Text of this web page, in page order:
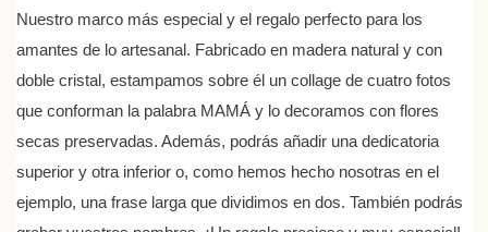
Nuestro marco más especial y el regalo perfecto para los
amantes de lo artesanal. Fabricado en madera natural y con
doble cristal, estampamos sobre él un collage de cuatro fotos
que conforman la palabra MAMÁ y lo decoramos con flores
secas preservadas. Además, podrás añadir una dedicatoria
superior y otra inferior o, como hemos hecho nosotras en el
ejemplo, una frase larga que dividimos en dos. También podrás